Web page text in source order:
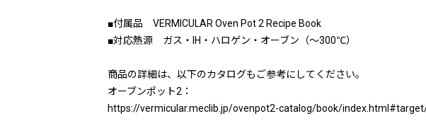
■付属品 VERMICULAR Oven Pot 2 Recipe Book
■対応熱源 ガス・IH・ハロゲン・オーブン（～300℃）
商品の詳細は、以下のカタログもご参考にしてください。
オーブンポット2：
https://vermicular.meclib.jp/ovenpot2-catalog/book/